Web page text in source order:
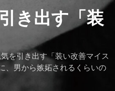
き出す「装
を引き出す「装い改善マイス
、男から嫉妬されるくらいの